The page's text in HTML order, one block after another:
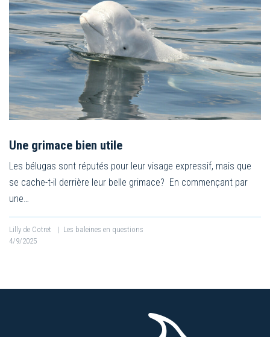
Une grimace bien utile
Les bélugas sont réputés pour leur visage expressif, mais que
se cache-t-il derrière leur belle grimace? En commençant par
une…
Lilly de Cotret | Les baleines en questions
4/9/2025